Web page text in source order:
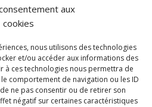
aux
cookies
nous utilisons des technologies
et/ou accéder aux informations des
à ces technologies nous permettra de
comportement de navigation ou les ID
ne pas consentir ou de retirer son
négatif sur certaines caractéristiques
sécurité
de l’information
réussir la certification CISSP!